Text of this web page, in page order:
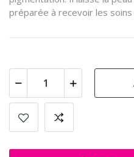
préparée à recevoir les